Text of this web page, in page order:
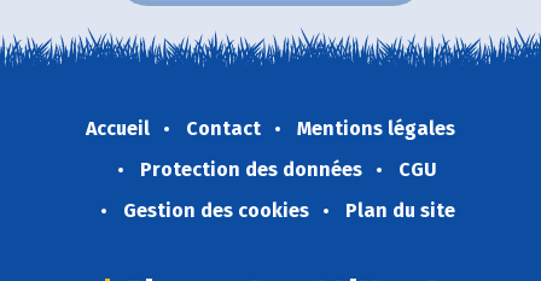
Accueil Contact
Mentions légales
Protection des données
CGU
Gestion des cookies
Plan du site